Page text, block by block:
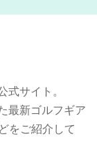
式サイト。
最新ゴルフギア
をご紹介して